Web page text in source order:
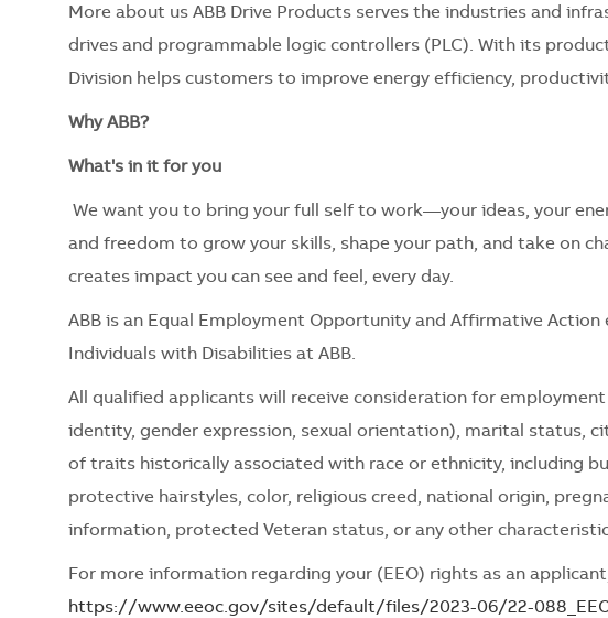
More about us ABB Drive Products serves the industries and
drives and programmable logic controllers (PLC). With its
Division helps customers to improve energy efficiency,
Why ABB?
What's in it for you
We want you to bring your full self to work—your ideas, your
and freedom to grow your skills, shape your path, and take on
creates impact you can see and feel, every day.
ABB is an Equal Employment Opportunity and Affirmative
Individuals with Disabilities at ABB.
All qualified applicants will receive consideration for
identity, gender expression, sexual orientation), marital status,
of traits historically associated with race or ethnicity, including
protective hairstyles, color, religious creed, national origin,
information, protected Veteran status, or any other
For more information regarding your (EEO) rights as an
https://www.eeoc.gov/sites/default/files/2023-06/22-